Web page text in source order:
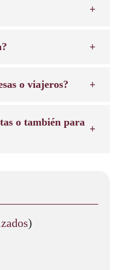
o viajeros?
o también para
)